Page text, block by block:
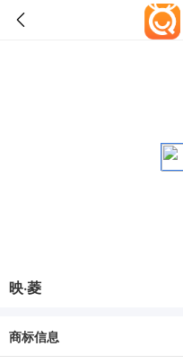
映·菱
商标信息